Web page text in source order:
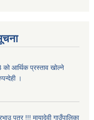
आर्थिक प्रस्ताव खोल्ने
।
पत्र !!! मायादेवी गाउँपालिका